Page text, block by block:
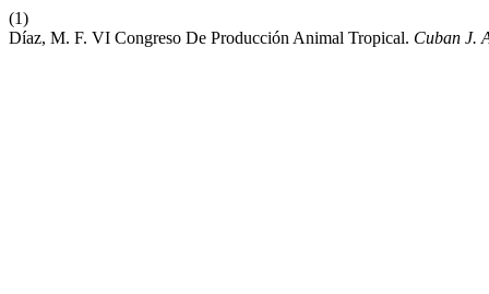
(1)
Díaz, M. F. VI Congreso De Producción Animal Tropical. Cuban J.